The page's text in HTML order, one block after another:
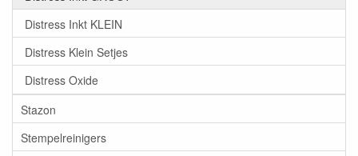
Distress Inkt KLEIN
Distress Klein Setjes
Distress Oxide
Stazon
Stempelreinigers